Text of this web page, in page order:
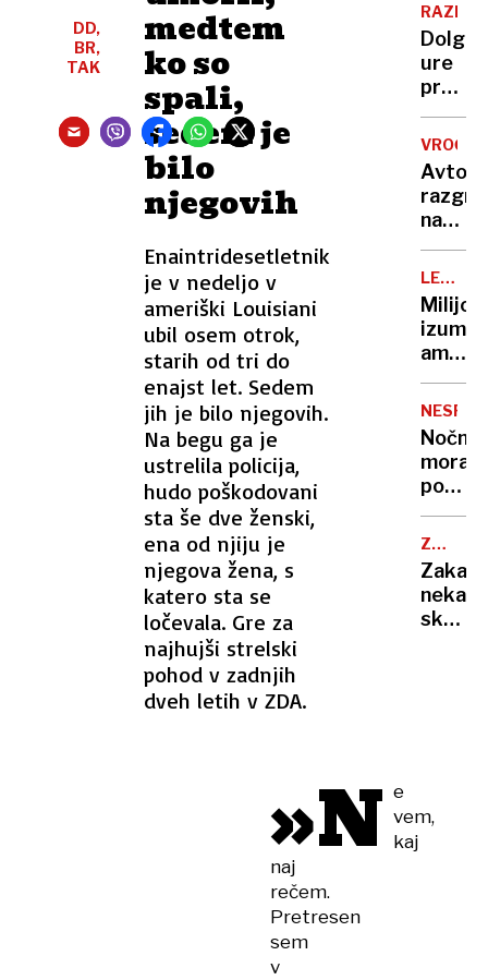
medtem
ko so
spali,
sedem je
bilo
njegovih
Enaintridesetletnik
je v nedeljo v
ameriški Louisiani
ubil osem otrok,
starih od tri do
enajst let. Sedem
jih je bilo njegovih.
Na begu ga je
ustrelila policija,
hudo poškodovani
sta še dve ženski,
ena od njiju je
njegova žena, s
katero sta se
ločevala. Gre za
najhujši strelski
pohod v zadnjih
dveh letih v ZDA.
DD,
BR,
TAK
»N e
vem,
kaj
naj
rečem.
Pretresen
sem
v
tarče
nosiš
žalost,
v
drugi
Dolge
ure
pred
To je
ena
navad
za
vaše
Avto,
na
soncu?
S
tem
15-
trikom
ga
boste
ohladili
hitreje
kot
klimo
KUHARJI
ko je
zavpil
so
prijeli
za
Nočna
mora
noči:
zakaj
v
vročini
NASVET
Zakaj
skoraj